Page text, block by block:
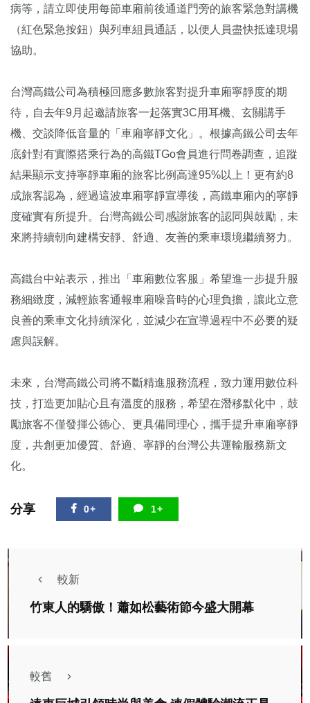
病等，請立即使用每節車廂前後通道門旁的旅客緊急對講機
（紅色緊急按鈕）與列車組員通話，以便人員盡快抵達現場
協助。
台灣高鐵公司為積極回應多數旅客對提升車廂寧靜度的期
待，自去年9月起邀請旅客一起落實3C用耳機、玄關講手
機、交談降低音量的「車廂寧靜文化」。根據高鐵公司去年
底針對有實際搭乘行為的高鐵TGo會員進行問卷調查，追蹤
結果顯示支持寧靜車廂的旅客比例高達95%以上！更有約8
成旅客認為，經過這波車廂寧靜宣導後，高鐵車廂內的寧靜
度確實有所提升。台灣高鐵公司感謝旅客的認同與鼓勵，未
來將持續朝向建構安靜、舒適、友善的乘車環境繼續努力。
高鐵台中站表示，推出「車廂數位客服」希望進一步提升服
務細緻度，減輕旅客通報車廂噪音時的心理負擔，讓此立意
良善的乘車文化持續深化，並減少在宣導過程中不必要的疑
慮與誤解。
未來，台灣高鐵公司將不斷精進服務流程，致力運用數位科
技，打造更加貼心且有溫度的服務，希望在潛移默化中，鼓
勵旅客不僅發揮公德心、更具備同理心，攜手提升車廂寧靜
度，共創更加優質、舒適、寧靜的台灣公共運輸服務新文
化。
分享 0+ 1+
較新
竹東人的驕傲！蕭如松藝術節今盛大開幕
較舊